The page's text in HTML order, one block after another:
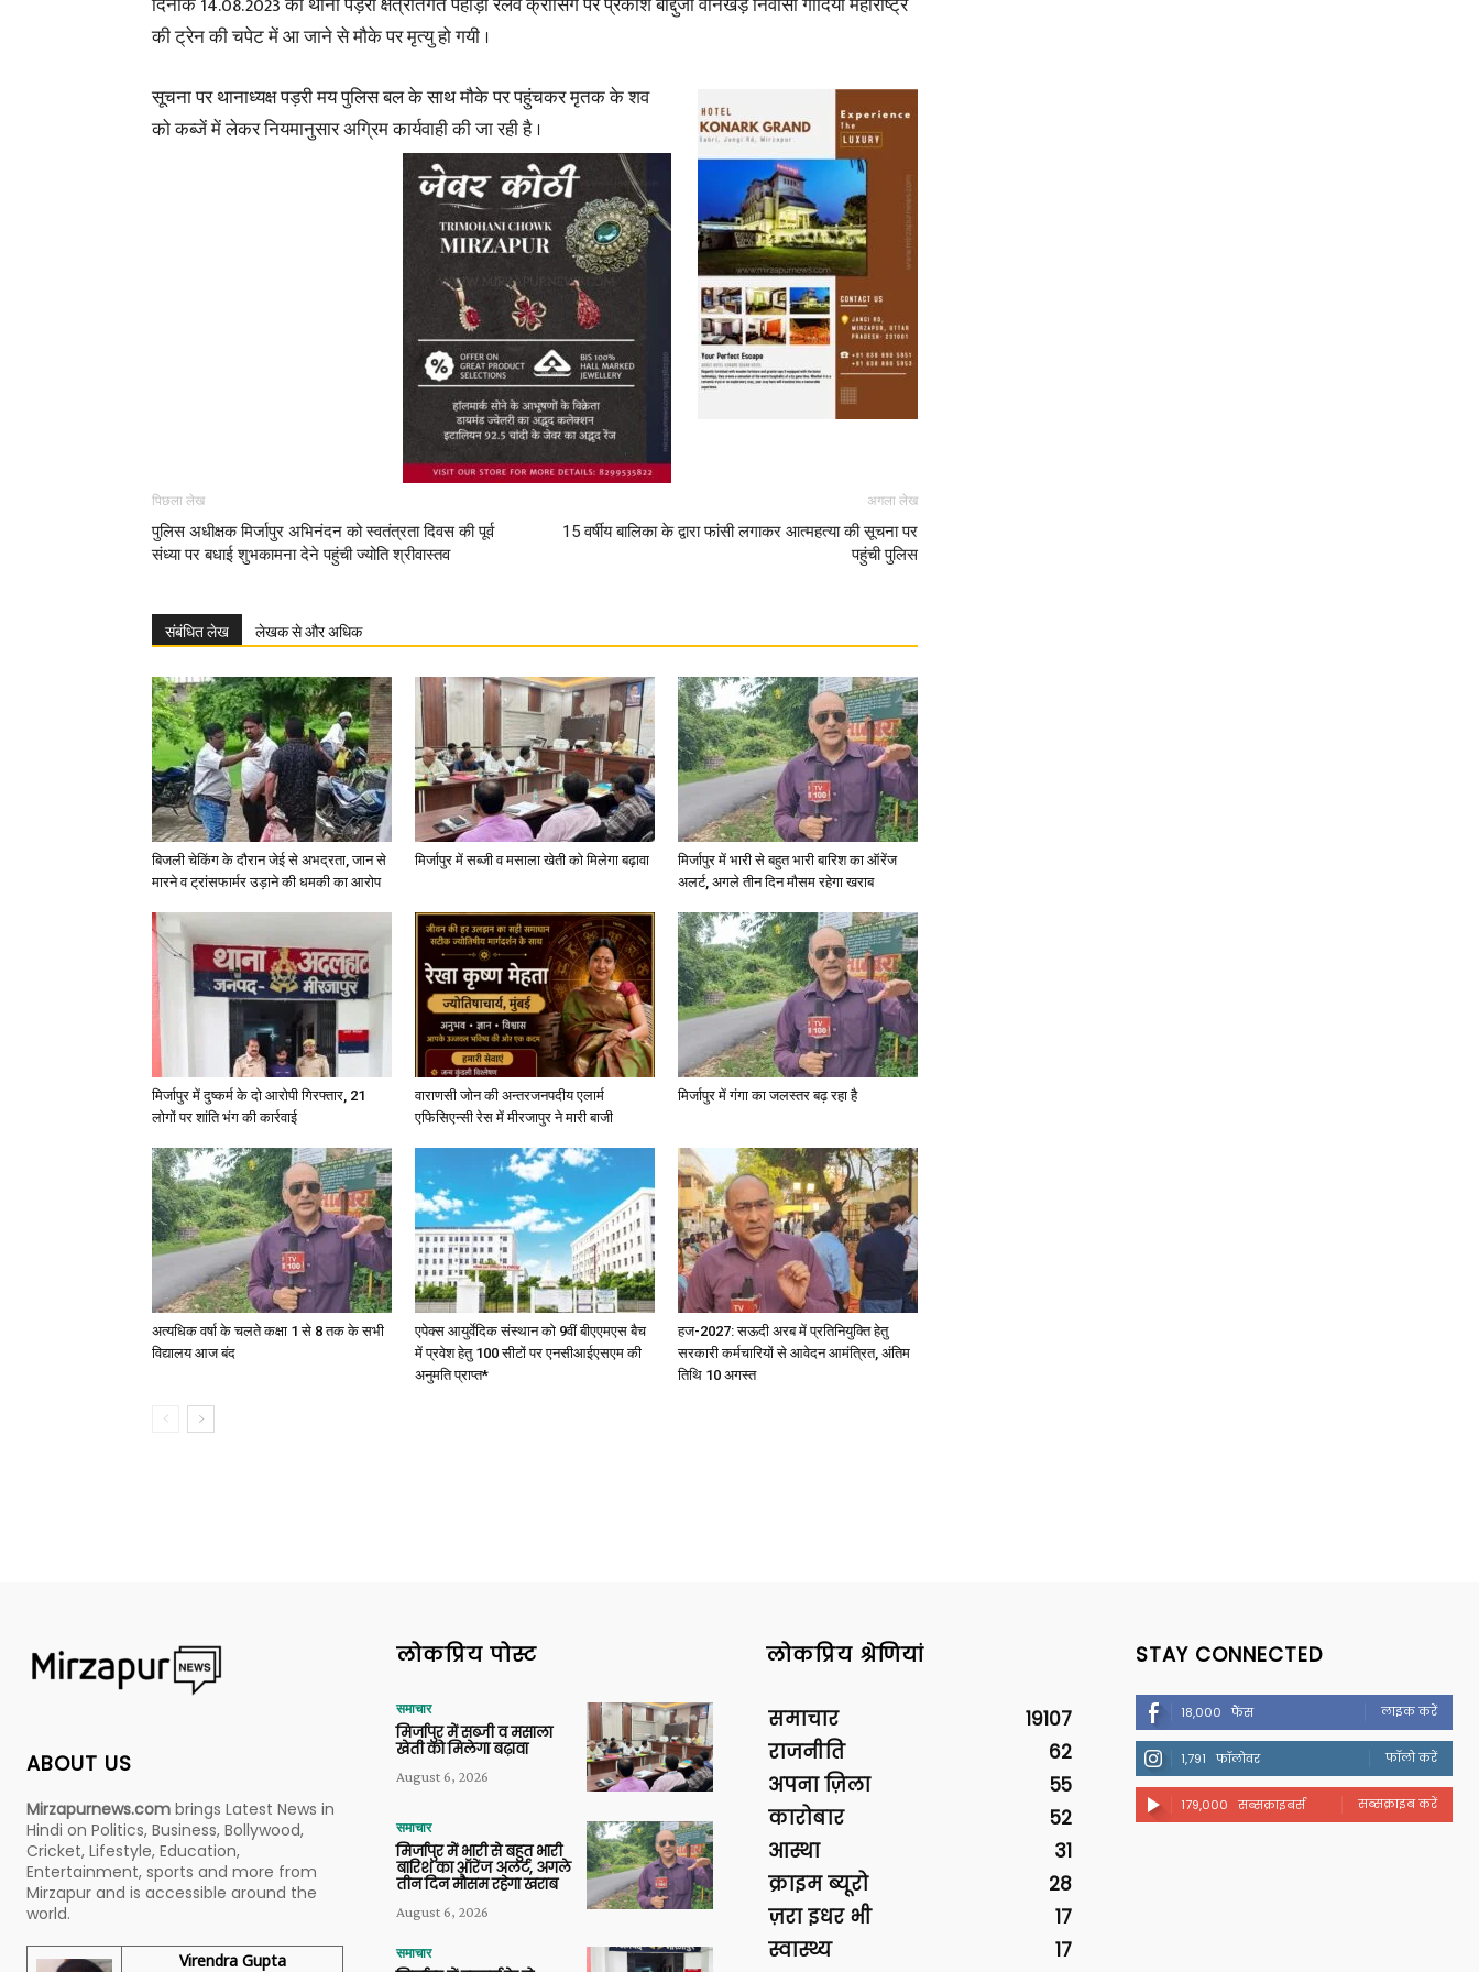
News
Paper
की ट्रेन की चपेट में आ जाने से मौके पर मृत्यु हो गयी ।
सूचना पर थानाध्यक्ष पड़री मय पुलिस बल के साथ मौके पर पहुंचकर मृतक के शव
को कब्जें में लेकर नियमानुसार अग्रिम कार्यवाही की जा रही है ।
पिछला लेख
पुलिस अधीक्षक मिर्जापुर अभिनंदन को स्वतंत्रता दिवस की पूर्व
संध्या पर बधाई शुभकामना देने पहुंची ज्योति श्रीवास्तव
अगला लेख
15 वर्षीय बालिका के द्वारा फांसी लगाकर आत्महत्या की सूचना पर
पहुंची पुलिस
संबंधित लेख लेखक से और अधिक
बिजली चेकिंग के दौरान जेई से अभद्रता, जान से
मारने व ट्रांसफार्मर उड़ाने की धमकी का आरोप
मिर्जापुर में सब्जी व मसाला खेती को मिलेगा बढ़ावा
मिर्जापुर में भारी से बहुत भारी बारिश का ऑरेंज
अलर्ट, अगले तीन दिन मौसम रहेगा खराब
मिर्जापुर में दुष्कर्म के दो आरोपी गिरफ्तार, 21
लोगों पर शांति भंग की कार्रवाई
वाराणसी जोन की अन्तरजनपदीय एलार्म
एफिसिएन्सी रेस में मीरजापुर ने मारी बाजी
मिर्जापुर में गंगा का जलस्तर बढ़ रहा है
अत्यधिक वर्षा के चलते कक्षा 1 से 8 तक के सभी
विद्यालय आज बंद
एपेक्स आयुर्वेदिक संस्थान को 9वीं बीएएमएस बैच
में प्रवेश हेतु 100 सीटों पर एनसीआईएसएम की
अनुमति प्राप्त*
हज-2027: सऊदी अरब में प्रतिनियुक्ति हेतु
सरकारी कर्मचारियों से आवेदन आमंत्रित, अंतिम
तिथि 10 अगस्त
ABOUT US
Mirzapurnews.com brings Latest News in
Hindi on Politics, Business, Bollywood,
Cricket, Lifestyle, Education,
Entertainment, sports and more from
Mirzapur and is accessible around the
world.
Virendra Gupta
लोकप्रिय पोस्ट
समाचार
मिर्जापुर में सब्जी व मसाला
खेती को मिलेगा बढ़ावा
August 6, 2026
समाचार
मिर्जापुर में भारी से बहुत भारी
बारिश का ऑरेंज अलर्ट, अगले
तीन दिन मौसम रहेगा खराब
August 6, 2026
समाचार
लोकप्रिय श्रेणियां
समाचार
19107
राजनीति
62
अपना ज़िला
55
कारोबार
52
आस्था
31
क्राइम ब्यूरो
28
ज़रा इधर भी
17
स्वास्थ्य
17
STAY CONNECTED
18,000 फैंस लाइक करें
1,791 फॉलोवर फॉलो करें
179,000 सब्सक्राइबर्स सब्सक्राइब करें